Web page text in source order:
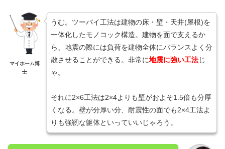
マイホーム博
士
うむ。ツーバイ工法は建物の床・壁・天井(屋根)を
一体化したモノコック構造。建物を面で支えるか
ら、地震の際には負荷を建物全体にバランスよく分
散させることができる。非常に地震に強い工法じ
ゃ。
それに2×6工法は2×4よりも壁がおよそ1.5倍も分厚
くなる。壁が分厚い分、耐震性の面でも2×4工法よ
りも強靭な躯体といっていいじゃろう。